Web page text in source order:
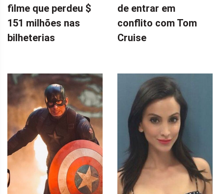
filme que perdeu $
151 milhões nas
bilheterias
de entrar em
conflito com Tom
Cruise